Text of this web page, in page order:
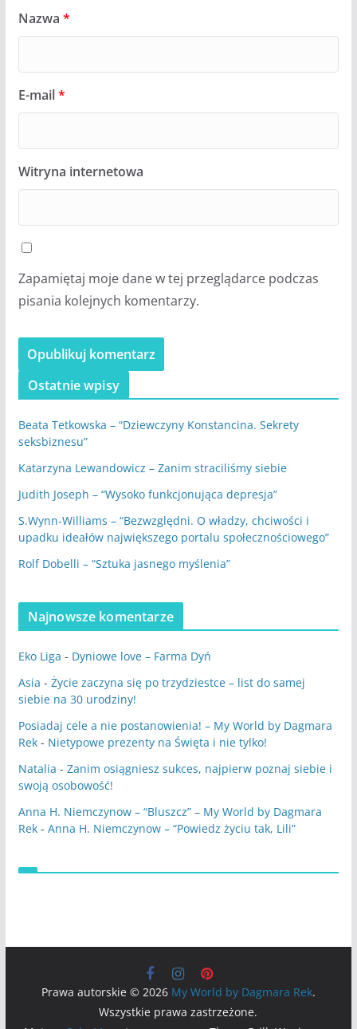
Nazwa *
E-mail*
Witryna internetowa
Zapamiętaj moje dane w tej przeglądarce podczas
pisania kolejnych komentarzy.
Ostatnie wpisy
Beata Tetkowska – “Dziewczyny Konstancina. Sekrety
seksbiznesu”
Katarzyna Lewandowicz – Zanim straciliśmy siebie
Judith Joseph – “Wysoko funkcjonująca depresja”
S.Wynn-Williams – “Bezwzględni. O władzy, chciwości i
upadku ideałów największego portalu społecznościowego”
Rolf Dobelli – “Sztuka jasnego myślenia”
Najnowsze komentarze
Eko Liga - Dyniowe love – Farma Dyń
Asia - Życie zaczyna się po trzydziestce – list do samej
siebie na 30 urodziny!
Posiadaj cele a nie postanowienia! – My World by Dagmara
Rek- Nietypowe prezenty na Święta i nie tylko!
Natalia - Zanim osiągniesz sukces, najpierw poznaj siebie i
swoją osobowość!
Anna H. Niemczynow – “Bluszcz” – My World by Dagmara
Rek- Anna H. Niemczynow – “Powiedz życiu tak, Lili”
Prawa autorskie © 2026 My World by Dagmara Rek.
Wszystkie prawa zastrzeżone.